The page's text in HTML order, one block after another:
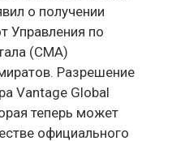
о получении
Управления по
(CMA)
Разрешение
Vantage Global
теперь может
официального